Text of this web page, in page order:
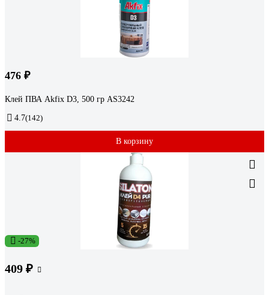
476 ₽
Клей ПВА Akfix D3, 500 гр AS3242
4.7(142)
В корзину
-27%
409 ₽